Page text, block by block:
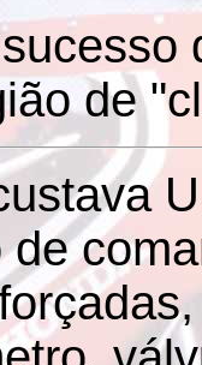
de
de